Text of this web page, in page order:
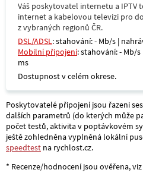
Váš poskytovatel internetu a IPTV
internet a kabelovou televizi pro
z vybraných regionů ČR.
DSL/ADSL: stahování: - Mb/s |
Mobilní připojení: stahování: - Mb/
ms
Dostupnost v celém okrese.
Poskytovatelé připojení jsou řazeni
dalších parametrů (do kterých může
počet testů, aktivita v poptávkovém
ještě zohledněna vyplněná lokální
speedtest na rychlost.cz.
* Recenze/hodnocení jsou ověřena, viz